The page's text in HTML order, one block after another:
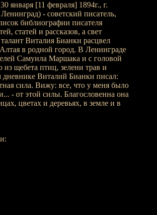
января [11 февраля] 1894г., г.
- советский писатель,
библиографии писателя
статей и рассказов, а свет
Виталия Бианки расцвел
в родной город. В Ленинграде
Самуила Маршака и с головой
щебета птиц, зелени трав и
Виталий Бианки писал:
сила. Вижу: все, что у меня было
- от этой силы. Благословенна она
цветах и деревьях, в земле и в